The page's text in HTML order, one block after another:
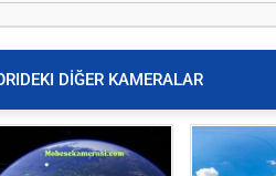
DİĞER KAMERALAR